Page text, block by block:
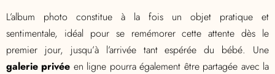
L’album photo constitue à la fois un objet pratique et
sentimentale, idéal pour se remémorer cette attente dès le
premier jour, jusqu’à l’arrivée tant espérée du bébé. Une
galerie privée en ligne pourra également être partagée avec la